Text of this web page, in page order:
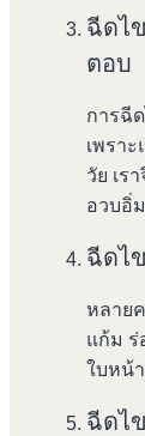
ฉีดไ
ตอบ
การฉี
เพรา
วัย เร
อวบอิ่
ฉีดไ
หลาย
แก้ม ร่
ใบหน้
ฉีดไ